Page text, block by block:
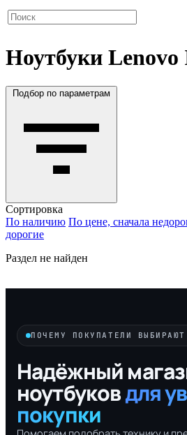
Ноутбуки Lenovo
Подбор по параметрам
Сортировка
По наличию По цене, сначала
дорогие
Раздел не найден
ПОЧЕМУ ПОКУПАТЕЛИ
Надёжный
ноутбуковдля
покупки